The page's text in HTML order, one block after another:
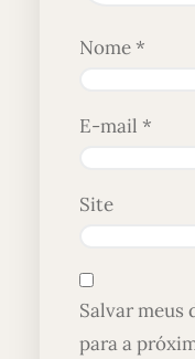
Nome*
E-mail *
Site
Salvar meus
para a